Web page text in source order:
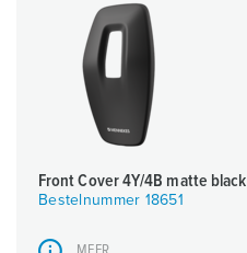
Front Cover 4Y/4B matte black
Bestelnummer 18651